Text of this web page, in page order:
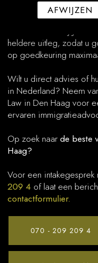
Richtlijn 2004/38 biedt
van EU-burgers, maar
heldere uitleg, zodat u
op goedkeuring
Wilt u direct advies of
in Nederland? Neem
Law in Den Haag voor
ervaren
Op zoek naarde beste
Haag?
Voor een
209 4 of laat een
contactformulier.
070 - 209 209 4
AFWIJZEN